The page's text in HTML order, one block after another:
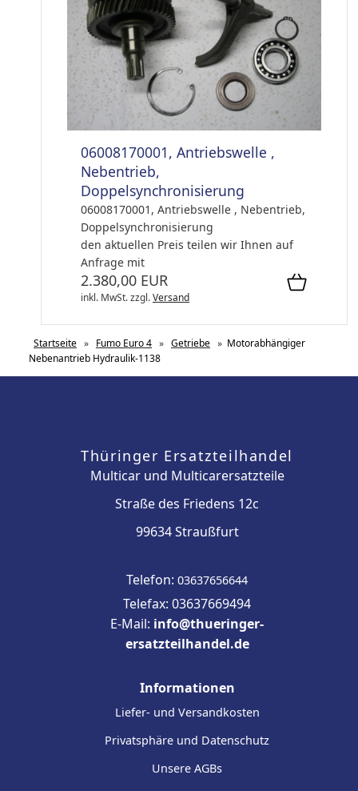
06008170001, Antriebswelle ,
Nebentrieb,
Doppelsynchronisierung
06008170001, Antriebswelle , Nebentrieb,
Doppelsynchronisierung
den aktuellen Preis teilen wir Ihnen auf
Anfrage mit
2.380,00 EUR
inkl. MwSt.zzgl.Versand
Startseite » Fumo Euro 4 » Getriebe » Motorabhängiger
Nebenantrieb Hydraulik-1138
Thüringer Ersatzteilhandel
Multicar und Multicarersatzteile
Straße des Friedens 12c
99634 Straußfurt
Telefon: 03637656644
Telefax: 03637669494
E-Mail: info@thueringer-
ersatzteilhandel.de
Informationen
Liefer- und Versandkosten
Privatsphäre und Datenschutz
Unsere AGBs